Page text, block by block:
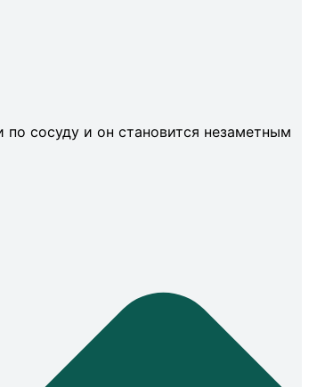
по сосуду и он становится незаметным